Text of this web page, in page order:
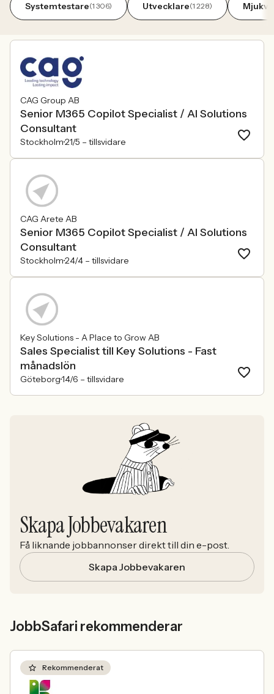
Systemtestare(1 306) Utvecklare(1 228)
CAG Group AB
Senior M365 Copilot Specialist / AI Solutions
Consultant
Stockholm21/5 – tillsvidare
CAG Arete AB
Senior M365 Copilot Specialist / AI Solutions
Consultant
Stockholm24/4 – tillsvidare
Key Solutions - A Place to Grow AB
Sales Specialist till Key Solutions - Fast
månadslön
Göteborg14/6 – tillsvidare
Skapa Jobbevakaren
Få liknande jobbannonser direkt till din e-post.
Skapa Jobbevakaren
JobbSafari rekommenderar
Rekommenderat